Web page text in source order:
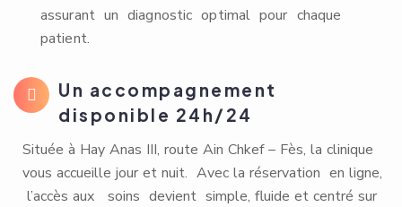
assurant un diagnostic optimal pour chaque
patient.
Un accompagnement
disponible 24h/24
Située à Hay Anas III, route Ain Chkef – Fès, la clinique
vous accueille jour et nuit. Avec la réservation en ligne,
l’accès aux soins devient simple, fluide et centré sur